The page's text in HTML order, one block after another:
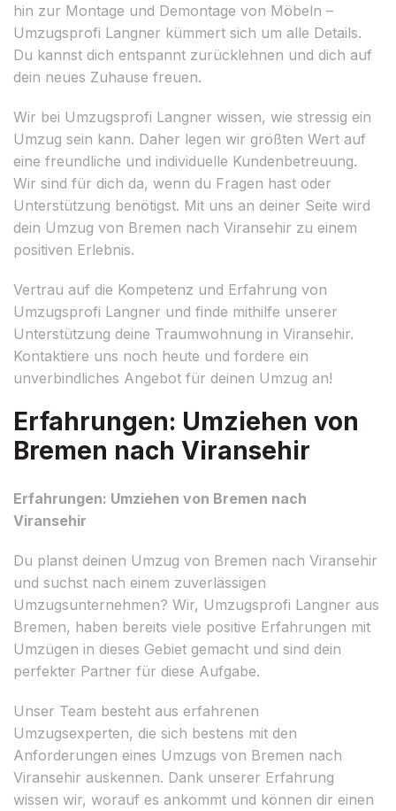
hin zur Montage und Demontage von Möbeln –
Umzugsprofi Langner kümmert sich um alle Details.
Du kannst dich entspannt zurücklehnen und dich auf
dein neues Zuhause freuen.
Wir bei Umzugsprofi Langner wissen, wie stressig ein
Umzug sein kann. Daher legen wir größten Wert auf
eine freundliche und individuelle Kundenbetreuung.
Wir sind für dich da, wenn du Fragen hast oder
Unterstützung benötigst. Mit uns an deiner Seite wird
dein Umzug von Bremen nach Viransehir zu einem
positiven Erlebnis.
Vertrau auf die Kompetenz und Erfahrung von
Umzugsprofi Langner und finde mithilfe unserer
Unterstützung deine Traumwohnung in Viransehir.
Kontaktiere uns noch heute und fordere ein
unverbindliches Angebot für deinen Umzug an!
Erfahrungen: Umziehen von
Bremen nach Viransehir
Erfahrungen: Umziehen von Bremen nach
Viransehir
Du planst deinen Umzug von Bremen nach Viransehir
und suchst nach einem zuverlässigen
Umzugsunternehmen? Wir, Umzugsprofi Langner aus
Bremen, haben bereits viele positive Erfahrungen mit
Umzügen in dieses Gebiet gemacht und sind dein
perfekter Partner für diese Aufgabe.
Unser Team besteht aus erfahrenen
Umzugsexperten, die sich bestens mit den
Anforderungen eines Umzugs von Bremen nach
Viransehir auskennen. Dank unserer Erfahrung
wissen wir, worauf es ankommt und können dir einen